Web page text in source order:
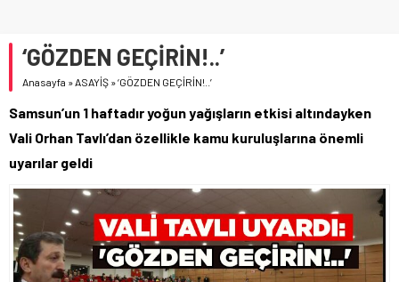
‘GÖZDEN GEÇİRİN!..’
Anasayfa »ASAYİŞ »‘GÖZDEN GEÇİRİN!..’
Samsun’un 1 haftadır yoğun yağışların etkisi altındayken
Vali Orhan Tavlı’dan özellikle kamu kuruluşlarına önemli
uyarılar geldi